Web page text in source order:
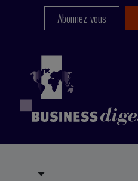
Abonnez-vous